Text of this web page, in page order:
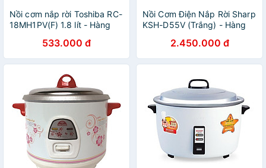
Nồi cơm nắp rời Toshiba RC-
18MH1PV(F) 1.8 lít - Hàng
Chí Minh533.000 đ
Nồi Cơm Điện Nắp Rời Sharp
KSH-D55V (Trắng) - Hàng
2.450.000 đ